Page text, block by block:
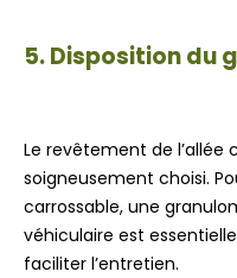
5. Disposition du
Le revêtement de l’allée
soigneusement choisi.
carrossable, une
véhiculaire est
faciliter l’entretien.